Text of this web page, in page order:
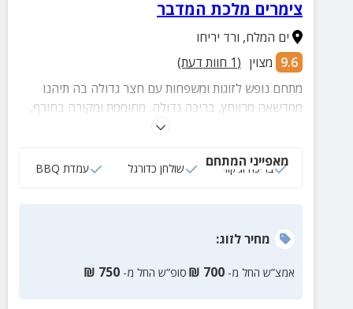
צימרים מלכת המדבר
ים המלח, ורד יריחו
9.6 מצוין (
1 חוות דעת)
מתחם נופש לזוגות ומשפחות עם חצר גדולה בה תיהנו
ממדשאה מרווחץ, בריכה גדולה, מחוממת ומקורה בחורף,
פינות ישיבה, שולחן כדורגל, חשקי ילדים ועוד.
מאפייני המתחם
בריכה וג‘קוזי שולחן כדורגל עמדת BBQ
מחירלזוג:
אמצ”ש החל מ- 700
₪ סופ”ש החל מ- 750
₪